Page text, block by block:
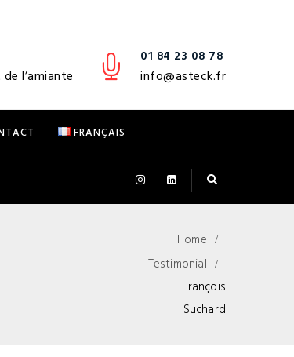
l’amiante
01 84 23 08 78
info@asteck.fr
FRANÇAIS
Home
Testimonial
François
Suchard